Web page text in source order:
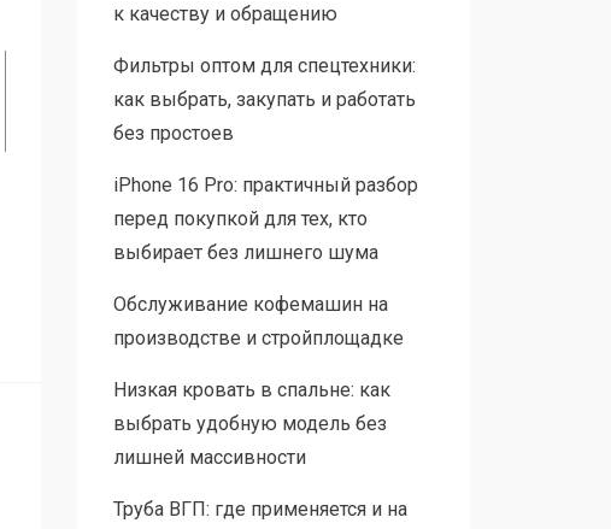
к качеству и обращению
Фильтры оптом для спецтехники:
как выбрать, закупать и работать
без простоев
iPhone 16 Pro: практичный разбор
перед покупкой для тех, кто
выбирает без лишнего шума
Обслуживание кофемашин на
производстве и стройплощадке
Низкая кровать в спальне: как
выбрать удобную модель без
лишней массивности
Труба ВГП: где применяется и на